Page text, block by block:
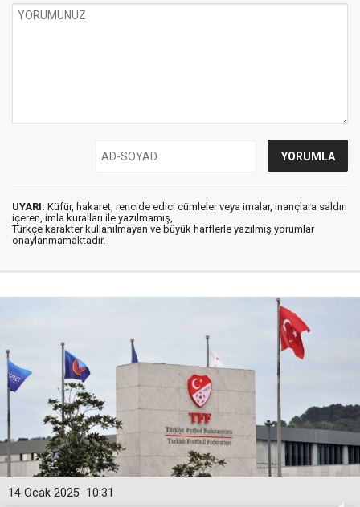
UYARI: Küfür, hakaret, rencide edici cümleler veya imalar, inançlara saldırı
içeren, imla kuralları ile yazılmamış,
Türkçe karakter kullanılmayan ve büyük harflerle yazılmış yorumlar
onaylanmamaktadır.
10:31
14 Ocak 2025